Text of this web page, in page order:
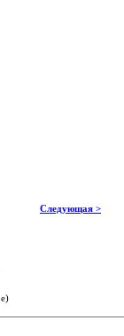
Следующая >